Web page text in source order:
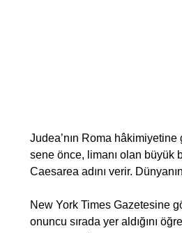
Judea’nın Roma
sene önce, limanı olan büyük
Caesarea adını verir.
New York Times Gazetesine
onuncu sırada yer aldığını